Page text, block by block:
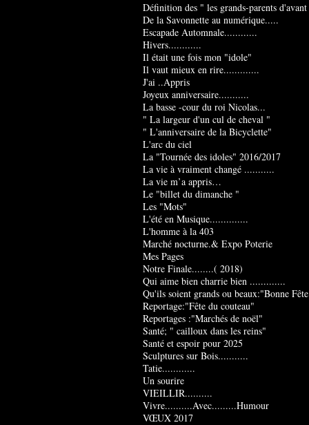
Définition des " les grands-parents
De la Savonnette au numérique.....
Escapade Automnale............
Hivers............
Il était une fois mon "idole"
Il vaut mieux en rire.............
J'ai ..Appris
Joyeux anniversaire...........
La basse -cour du roi Nicolas...
" La largeur d'un cul de cheval "
" L'anniversaire de la Bicyclette"
L'arc du ciel
La "Tournée des idoles" 2016/2017
La vie à vraiment changé ...........
La vie m’a appris…
Le "billet du dimanche "
Les "Mots"
L'été en Musique..............
L'homme à la 403
Marché nocturne.& Expo Poterie
Mes Pages
Notre Finale........( 2018)
Qui aime bien charrie bien .............
Qu'ils soient grands ou beaux:"Bonne
Reportage:"Fête du couteau"
Reportages :"Marchés de noël"
Santé; " cailloux dans les reins"
Santé et espoir pour 2025
Sculptures sur Bois...........
Tatie............
Un sourire
VIEILLIR..........
Vivre..........Avec.........Humour
VŒUX 2017